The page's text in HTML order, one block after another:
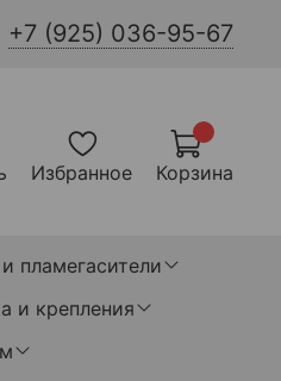
+7 (925) 036-95-67
Избранное Корзина
пламегасители
и крепления